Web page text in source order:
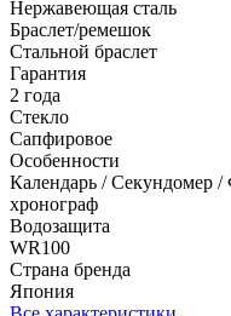
Нержавеющая сталь
Браслет/ремешок
Стальной браслет
Гарантия
2 года
Стекло
Сапфировое
Особенности
Календарь / Секундомер
хронограф
Водозащита
WR100
Страна бренда
Япония